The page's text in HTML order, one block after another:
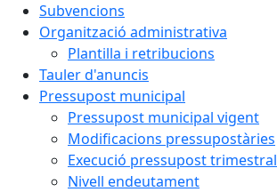
Subvencions
Organització administrativa
Plantilla i retribucions
Tauler d'anuncis
Pressupost municipal
Pressupost municipal vigent
Modificacions pressupostàries
Execució pressupost trimestral
Nivell endeutament